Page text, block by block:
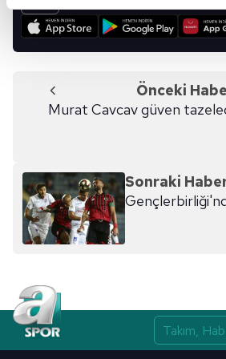
kalemimiz olduğunu sizlere
takdirde, kullanıcılara hedefli reklamlar
gösterilmeyecektir."
Sizlere daha iyi bir hizmet
Sitemizde kendimize ve üçüncü
kullanılmaktadır. Bu çerezler
verileriniz işlenmekte olup gerekli
toplumu hizmetlerinin sunulması
kullanılmaktadır. Diğer çerezler,
sınırlı olarak açık rızanız dahilinde
Çerezlere ilişkin tercihlerinizi aşağıda
vasıtasıyla belirleyebilirsiniz.
Önceki
Murat Cavcav güven
Sonraki